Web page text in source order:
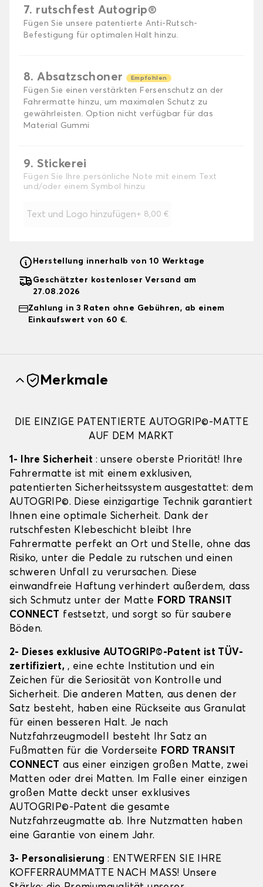
7. rutschfest Autogrip®
Fügen Sie unsere patentierte Anti-Rutsch-
Befestigung für optimalen Halt hinzu.
8. Absatzschoner Empfohlen
Fügen Sie einen verstärkten Fersenschutz an der
Fahrermatte hinzu, um maximalen Schutz zu
gewährleisten. Option nicht verfügbar für das
Material Gummi
9. Stickerei
Fügen Sie Ihre persönliche Note mit einem Text
und/oder einem Symbol hinzu
Text und Logo hinzufügen+ 8,00 €
Herstellung innerhalb von 10 Werktage
Geschätzter kostenloser Versand am
27.08.2026
Zahlung in 3 Raten ohne Gebühren, ab einem
Einkaufswert von 60 €.
Merkmale
DIE EINZIGE PATENTIERTE AUTOGRIP©-MATTE
AUF DEM MARKT
1- Ihre Sicherheit : unsere oberste Priorität! Ihre
Fahrermatte ist mit einem exklusiven,
patentierten Sicherheitssystem ausgestattet: dem
AUTOGRIP©. Diese einzigartige Technik garantiert
Ihnen eine optimale Sicherheit. Dank der
rutschfesten Klebeschicht bleibt Ihre
Fahrermatte perfekt an Ort und Stelle, ohne das
Risiko, unter die Pedale zu rutschen und einen
schweren Unfall zu verursachen. Diese
einwandfreie Haftung verhindert außerdem, dass
sich Schmutz unter der Matte FORD TRANSIT
CONNECT
festsetzt, und sorgt so für saubere
Böden.
2- Dieses exklusive AUTOGRIP©-Patent ist TÜV-
zertifiziert, , eine echte Institution und ein
Zeichen für die Seriosität von Kontrolle und
Sicherheit. Die anderen Matten, aus denen der
Satz besteht, haben eine Rückseite aus Granulat
für einen besseren Halt. Je nach
Nutzfahrzeugmodell besteht Ihr Satz an
Fußmatten für die Vorderseite FORD TRANSIT
CONNECT aus einer einzigen großen Matte, zwei
Matten oder drei Matten. Im Falle einer einzigen
großen Matte deckt unser exklusives
AUTOGRIP©-Patent die gesamte
Nutzfahrzeugmatte ab. Ihre Nutzmatten haben
eine Garantie von einem Jahr.
3- Personalisierung : ENTWERFEN SIE IHRE
KOFFERRAUMMATTE NACH MASS! Unsere